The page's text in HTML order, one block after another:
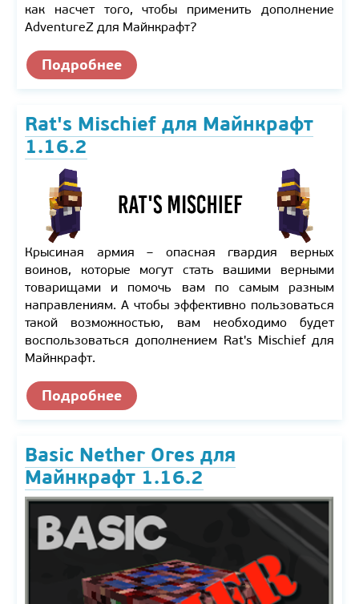
как насчет того, чтобы применить дополнение
AdventureZ для Майнкрафт?
Подробнее
Rat's Mischief для Майнкрафт
1.16.2
Крысиная армия – опасная гвардия верных
воинов, которые могут стать вашими верными
товарищами и помочь вам по самым разным
направлениям. А чтобы эффективно пользоваться
такой возможностью, вам необходимо будет
воспользоваться дополнением Rat's Mischief для
Майнкрафт.
Подробнее
Basic Nether Ores для
Майнкрафт 1.16.2